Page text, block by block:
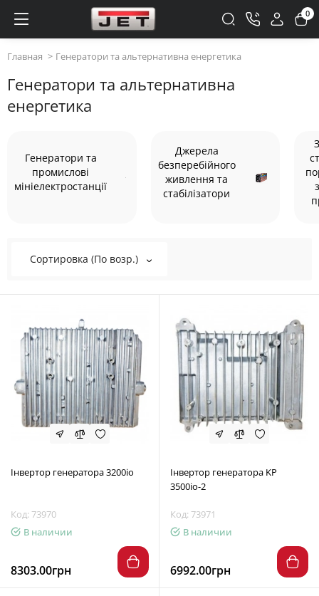
0
Главная Генератори та альтернативна енергетика
Генератори та альтернативна
енергетика
Генератори та
промислові
мініелектростанції
Джерела
безперебійного
живлення та
стабілізатори
Сортировка (По возр.)
Інвертор генератора 3200io
Код: 73970
В наличии
8303.00грн
Інвертор генератора KP
3500io-2
Код: 73971
В наличии
6992.00грн